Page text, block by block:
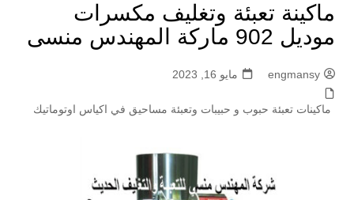
ماكينة تعبئة وتغليف مكسرات
موديل 902 ماركة المهندس منسى
engmansy مايو 16, 2023
ماكينات تعبئة حبوب و حبيبات وتعبئة مساحيق في اكياس اوتوماتيك